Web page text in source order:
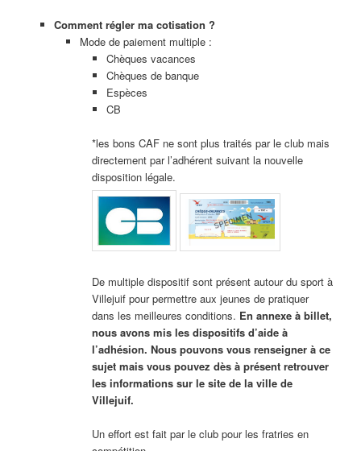
Comment régler ma cotisation ?
Mode de paiement multiple :
Chèques vacances
Chèques de banque
Espèces
CB
*les bons CAF ne sont plus traités par le club mais
directement par l’adhérent suivant la nouvelle
disposition légale.
De multiple dispositif sont présent autour du sport à
Villejuif pour permettre aux jeunes de pratiquer
dans les meilleures conditions. En annexe à billet,
nous avons mis les dispositifs d’aide à
l’adhésion. Nous pouvons vous renseigner à ce
sujet mais vous pouvez dès à présent retrouver
les informations sur le site de la ville de
Villejuif.
Un effort est fait par le club pour les fratries en